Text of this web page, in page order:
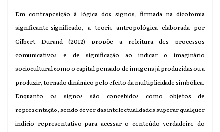
Em contraposição à lógica dos signos, firmada na dicotomia
significante-significado, a teoria antropológica elaborada por
Gilbert Durand (2012) propõe a releitura dos processos
comunicativos e de significação ao indicar o imaginário
sociocultural como o capital pensado de imagens já produzidas ou a
produzir, tornado dinâmico pelo efeito da multiplicidade simbólica.
Enquanto os signos são concebidos como objetos de
representação, sendo dever das intelectualidades superar qualquer
indício representativo para acessar o conteúdo verdadeiro do